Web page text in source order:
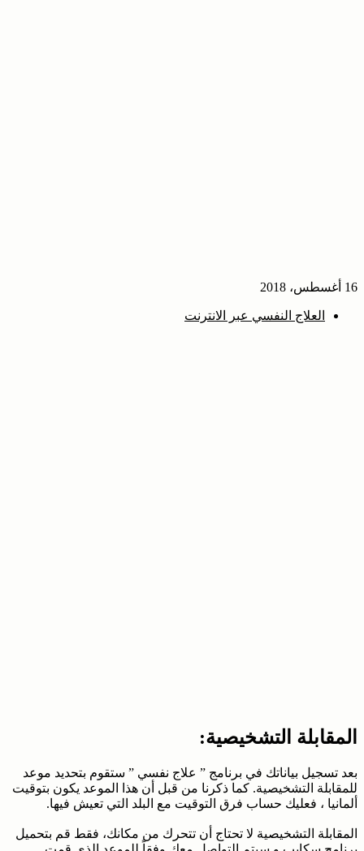
16 أغسطس، 2018
العلاج النفسي عبر الانترنت
المقابلة التشخيصية:
بعد تسجيل بياناتك في برنامج ” علاج نفسي ” ستقوم بتحديد موعد
للمقابلة التشخيصية. كما ذكرنا من قبل أن هذا الموعد يكون بتوقيت
ألمانيا ، فعليك حساب فرق التوقيت مع البلد التي تعيش فيها.
المقابلة التشخيصية لا تحتاج أن تتحرك من مكانك، فقط قم بتحميل